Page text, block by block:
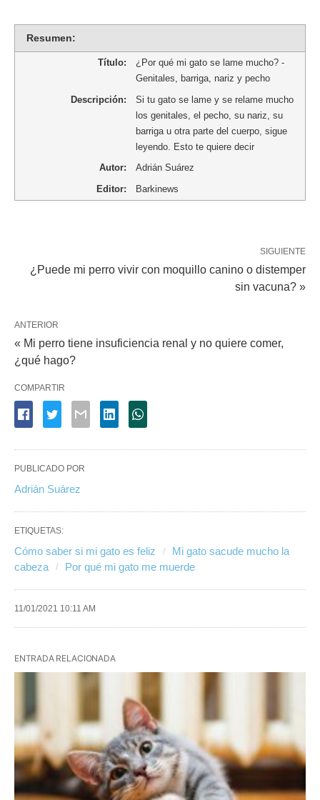
Resumen:
Título:
¿Por qué mi gato se lame mucho? -
Genitales, barriga, nariz y pecho
Descripción:
Si tu gato se lame y se relame mucho
los genitales, el pecho, su nariz, su
barriga u otra parte del cuerpo, sigue
leyendo. Esto te quiere decir
Autor:
Adrián Suárez
Editor:
Barkinews
SIGUIENTE
¿Puede mi perro vivir con moquillo canino o distemper
sin vacuna? »
ANTERIOR
« Mi perro tiene insuficiencia renal y no quiere comer,
¿qué hago?
COMPARTIR
PUBLICADO POR
Adrián Suárez
ETIQUETAS:
Cómo saber si mi gato es feliz
Mi gato sacude mucho la
cabeza
Por qué mi gato me muerde
11/01/2021 10:11 AM
ENTRADA RELACIONADA